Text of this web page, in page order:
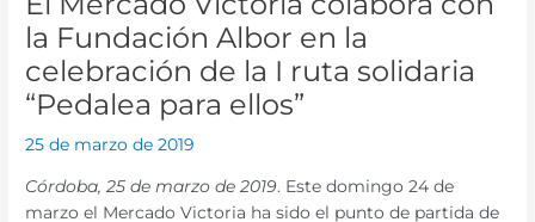
la Fundación Albor en la
celebración de la I ruta solidaria
“Pedalea para ellos”
25 de marzo de 2019
Córdoba, 25 de marzo de 2019. Este domingo 24 de
marzo el Mercado Victoria ha sido el punto de partida de